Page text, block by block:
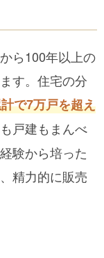
ら100年以上の
す。住宅の分
で7万戸を超え
戸建もまんべ
験から培った
精力的に販売